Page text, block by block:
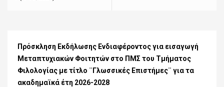
Πρόσκληση Εκδήλωσης Ενδιαφέροντος για εισαγωγή
Μεταπτυχιακών Φοιτητών στο ΠΜΣ του Τμήματος
Φιλολογίας με τίτλο ¨Γλωσσικές Επιστήμες¨ για τα
ακαδημαϊκά έτη 2026-2028